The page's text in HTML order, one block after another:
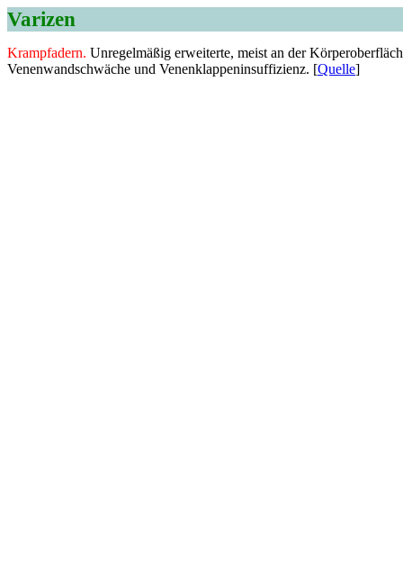
Varizen
Krampfadern. Unregelmäßig erweiterte, meist an der
Venenwandschwäche und Venenklappeninsuffizienz. [Quelle]